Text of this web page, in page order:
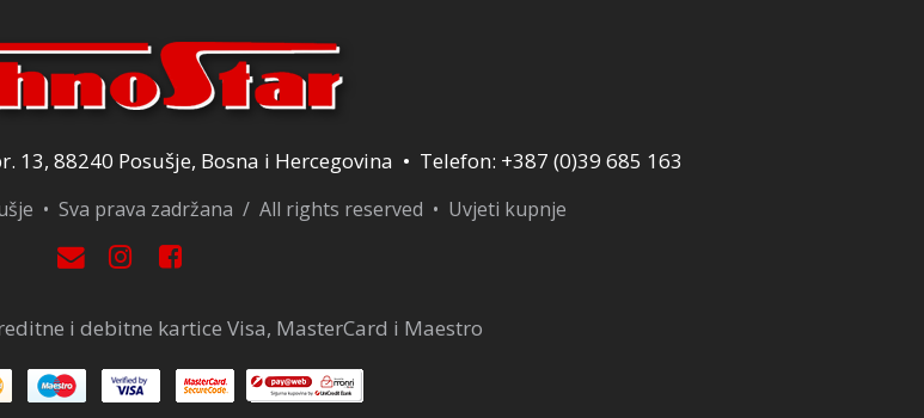
13, 88240 Posušje, Bosna i Hercegovina • Telefon: +387 (0)39 685 163
• Sva prava zadržana / All rights reserved • Uvjeti kupnje
i debitne kartice Visa, MasterCard i Maestro